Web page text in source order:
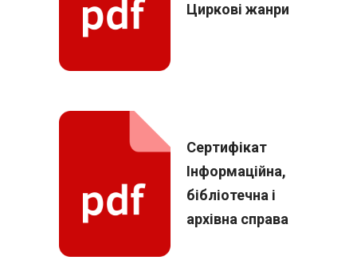
Циркові жанри
Сертифікат
Інформаційна,
бібліотечна і
архівна справа